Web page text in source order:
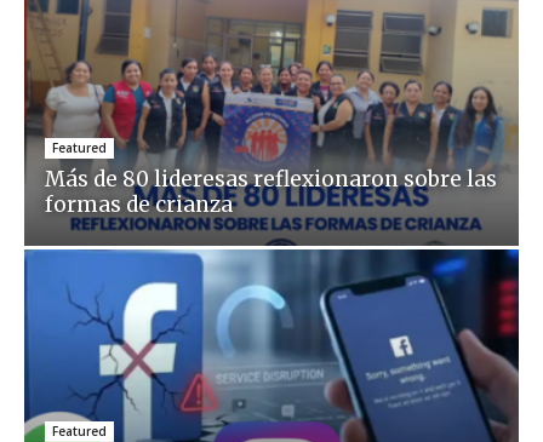
Featured
Más de 80 lideresas reflexionaron sobre las
formas de crianza
Featured